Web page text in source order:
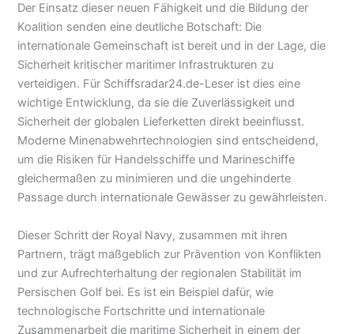
Der Einsatz dieser neuen Fähigkeit und die Bildung der
Koalition senden eine deutliche Botschaft: Die
internationale Gemeinschaft ist bereit und in der Lage, die
Sicherheit kritischer maritimer Infrastrukturen zu
verteidigen. Für Schiffsradar24.de-Leser ist dies eine
wichtige Entwicklung, da sie die Zuverlässigkeit und
Sicherheit der globalen Lieferketten direkt beeinflusst.
Moderne Minenabwehrtechnologien sind entscheidend,
um die Risiken für Handelsschiffe und Marineschiffe
gleichermaßen zu minimieren und die ungehinderte
Passage durch internationale Gewässer zu gewährleisten.
Dieser Schritt der Royal Navy, zusammen mit ihren
Partnern, trägt maßgeblich zur Prävention von Konflikten
und zur Aufrechterhaltung der regionalen Stabilität im
Persischen Golf bei. Es ist ein Beispiel dafür, wie
technologische Fortschritte und internationale
Zusammenarbeit die maritime Sicherheit in einem der